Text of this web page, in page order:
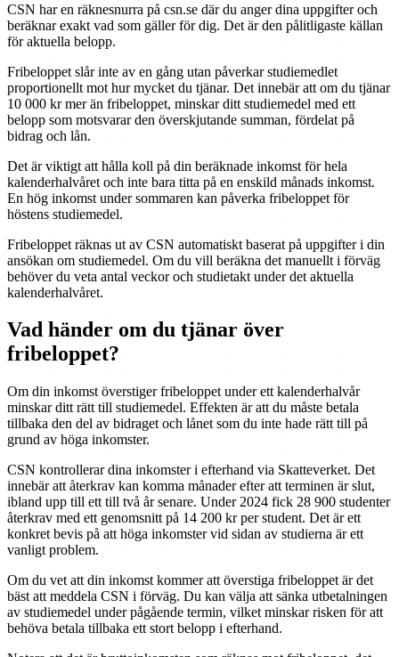
CSN har en räknesnurra på csn.se där du anger dina uppgifter och
beräknar exakt vad som gäller för dig. Det är den pålitligaste källan
för aktuella belopp.
Fribeloppet slår inte av en gång utan påverkar studiemedlet
proportionellt mot hur mycket du tjänar. Det innebär att om du tjänar
10 000 kr mer än fribeloppet, minskar ditt studiemedel med ett
belopp som motsvarar den överskjutande summan, fördelat på
bidrag och lån.
Det är viktigt att hålla koll på din beräknade inkomst för hela
kalenderhalvåret och inte bara titta på en enskild månads inkomst.
En hög inkomst under sommaren kan påverka fribeloppet för
höstens studiemedel.
Fribeloppet räknas ut av CSN automatiskt baserat på uppgifter i din
ansökan om studiemedel. Om du vill beräkna det manuellt i förväg
behöver du veta antal veckor och studietakt under det aktuella
kalenderhalvåret.
Vad händer om du tjänar över
fribeloppet?
Om din inkomst överstiger fribeloppet under ett kalenderhalvår
minskar ditt rätt till studiemedel. Effekten är att du måste betala
tillbaka den del av bidraget och lånet som du inte hade rätt till på
grund av höga inkomster.
CSN kontrollerar dina inkomster i efterhand via Skatteverket. Det
innebär att återkrav kan komma månader efter att terminen är slut,
ibland upp till ett till två år senare. Under 2024 fick 28 900 studenter
återkrav med ett genomsnitt på 14 200 kr per student. Det är ett
konkret bevis på att höga inkomster vid sidan av studierna är ett
vanligt problem.
Om du vet att din inkomst kommer att överstiga fribeloppet är det
bäst att meddela CSN i förväg. Du kan välja att sänka utbetalningen
av studiemedel under pågående termin, vilket minskar risken för att
behöva betala tillbaka ett stort belopp i efterhand.